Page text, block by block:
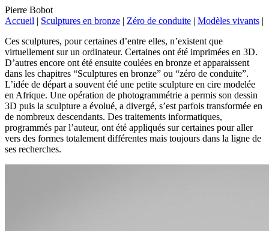
Pierre Bobot
Accueil | Sculptures en bronze | Zéro de conduite | Modèles vivants |
Ces sculptures, pour certaines d’entre elles, n’existent que
virtuellement sur un ordinateur. Certaines ont été imprimées en 3D.
D’autres encore ont été ensuite coulées en bronze et apparaissent
dans les chapitres “Sculptures en bronze” ou “zéro de conduite”.
L’idée de départ a souvent été une petite sculpture en cire modelée
en Afrique. Une opération de photogrammétrie a permis son dessin
3D puis la sculpture a évolué, a divergé, s’est parfois transformée en
de nombreux descendants. Des traitements informatiques,
programmés par l’auteur, ont été appliqués sur certaines pour aller
vers des formes totalement différentes mais toujours dans la ligne de
ses recherches.